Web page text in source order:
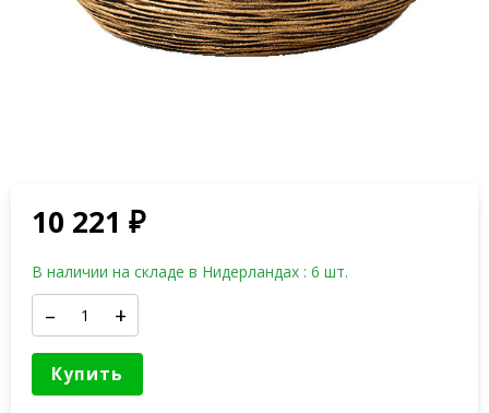
10 221₽
В наличии на складе в Нидерландах : 6 шт.
– +
Купить